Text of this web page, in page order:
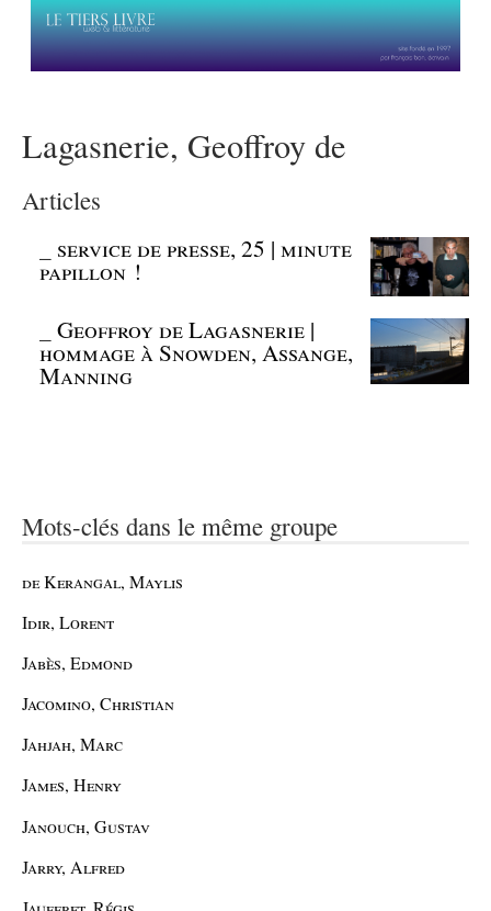
Lagasnerie, Geoffroy de
Articles
service de presse, 25 | minute
papillon !
_Geoffroy de Lagasnerie |
hommage à Snowden, Assange,
Manning
Mots-clés dans le même groupe
de Kerangal, Maylis
Idir, Lorent
Jabès, Edmond
Jacomino, Christian
Jahjah, Marc
James, Henry
Janouch, Gustav
Jarry, Alfred